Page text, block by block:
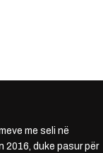
me seli në
2016, duke pasur për